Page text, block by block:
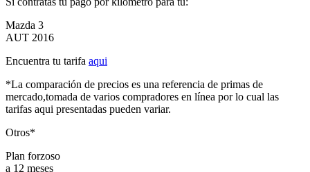
Mazda 3
AUT 2016
Encuentra tu tarifa aqui
*La comparación de precios es una referencia de primas de
mercado,tomada de varios compradores en línea por lo cual las
tarifas aqui presentadas pueden variar.
Otros*
Plan forzoso
a 12 meses